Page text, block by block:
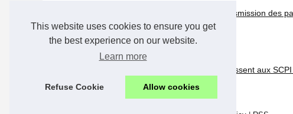
This website uses cookies to ensure you get
the best experience on our website.
Learn more
Refuse Cookie Allow cookies
Les avantages de la transmission des
09/1/2022 Où investir en SCPI ?
Les investisseurs s'intéressent aux